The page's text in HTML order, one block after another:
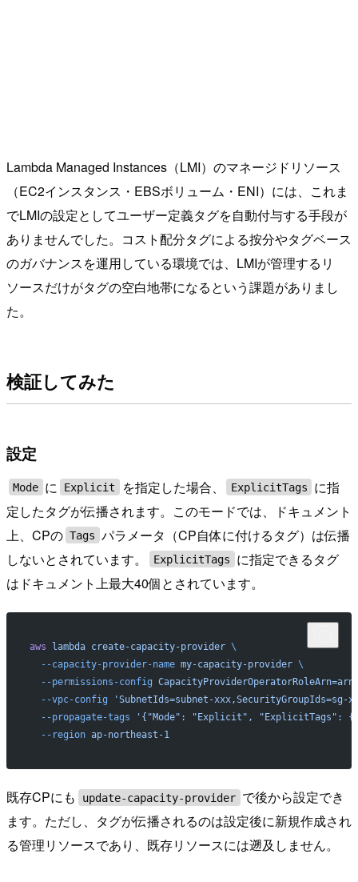
Lambda Managed Instances（LMI）のマネージドリソース
（EC2インスタンス・EBSボリューム・ENI）には、これま
でLMIの設定としてユーザー定義タグを自動付与する手段が
ありませんでした。コスト配分タグによる按分やタグベース
のガバナンスを運用している環境では、LMIが管理するリ
ソースだけがタグの空白地帯になるという課題がありまし
た。
検証してみた
設定
Mode に Explicit を指定した場合、 ExplicitTags
に指
定したタグが伝播されます。このモードでは、ドキュメント
上、CPの Tags パラメータ（CP自体に付けるタグ）は伝播
しないとされています。
ExplicitTags
に指定できるタグ
はドキュメント上最大40個とされています。
aws lambda create-capacity-provider \
  --capacity-provider-name
my-capacity-provider \
  --permissions-config
  --vpc-config
'SubnetIds=subnet-xxx,SecurityGroupIds=sg-
  --propagate-tags
'{"Mode": "Explicit", "ExplicitTags":
  --region
ap-northeast-1
既存CPにも update-capacity-provider で後から設定でき
ます。ただし、タグが伝播されるのは設定後に新規作成され
る管理リソースであり、既存リソースには遡及しません。